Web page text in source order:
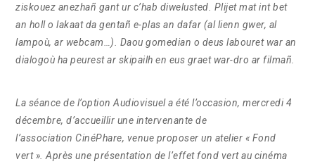
ziskouez anezhañ gant ur c’hab diwelusted. Plijet mat int bet
an holl o lakaat da gentañ e-plas an dafar (al lienn gwer, al
lampoù, ar webcam…). Daou gomedian o deus labouret war an
dialogoù ha peurest ar skipailh en eus graet war-dro ar filmañ.
La séance de l’option Audiovisuel a été l’occasion, mercredi 4
décembre, d’accueillir une intervenante de
l’association CinéPhare, venue proposer un atelier « Fond
vert ». Après une présentation de l’effet fond vert au cinéma